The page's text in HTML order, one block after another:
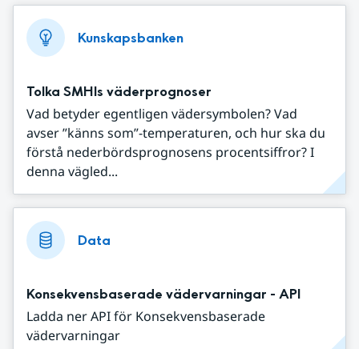
Kunskapsbanken
Tolka SMHIs väderprognoser
Vad betyder egentligen vädersymbolen? Vad
avser ”känns som”-temperaturen, och hur ska du
förstå nederbördsprognosens procentsiffror? I
denna vägled...
Data
Konsekvensbaserade vädervarningar - API
Ladda ner API för Konsekvensbaserade
vädervarningar